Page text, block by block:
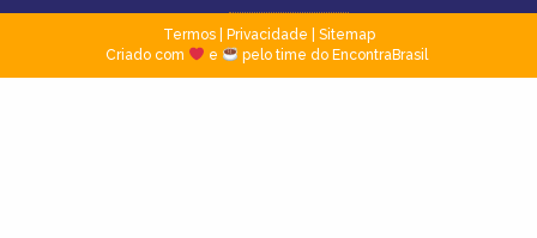
Termos| Privacidade
Sitemap
Criado com
e pelo time do EncontraBrasil